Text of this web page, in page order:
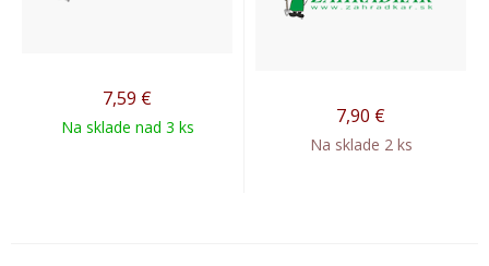
7,59 €
Na sklade nad 3 ks 7,90 €
Na sklade 2 ks